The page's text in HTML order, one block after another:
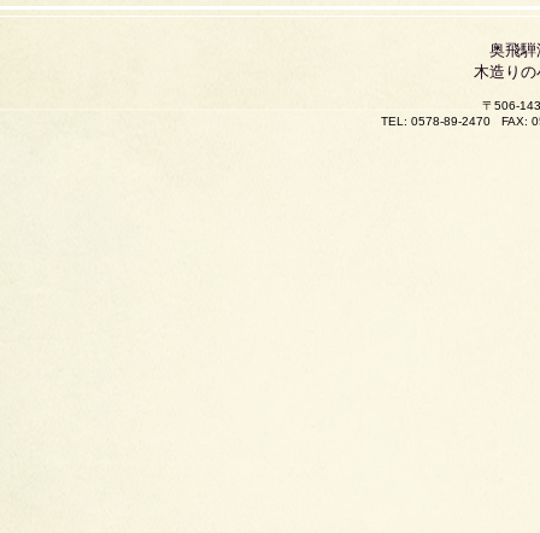
奥飛
木造り
〒506-
TEL: 0578-89-2470 FAX: